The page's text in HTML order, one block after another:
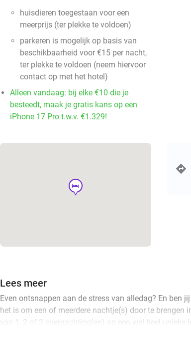
huisdieren toegestaan voor een
meerprijs (ter plekke te voldoen)
parkeren is mogelijk op basis van
beschikbaarheid voor €15 per nacht,
ter plekke te voldoen (neem hiervoor
contact op met het hotel)
Alleen vandaag: bij elke €10 die je
besteedt, maak je gratis kans op een
iPhone 17 Pro t.w.v. €1.329!
hotel
Lees meer
Even ontsnappen aan de stress van alledag? En ben
het is om een of meerdere nachtje(s) door te brengen
van 1, 2 of 3 overnachting(en) op een wel heel unieke